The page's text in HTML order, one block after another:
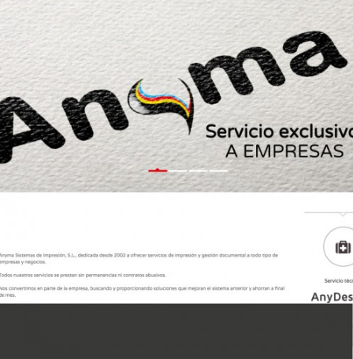
Anyma página web
Diseño Gráfico